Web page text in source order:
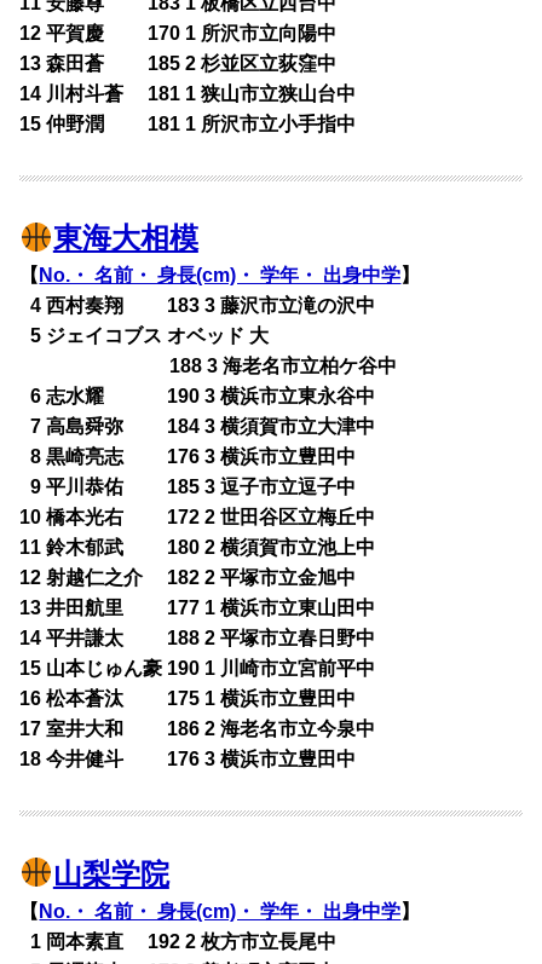
12 平賀慶 170 1 所沢市立向陽中
13 森田蒼 185 2 杉並区立荻窪中
14 川村斗蒼 181 1 狭山市立狭山台中
15 仲野潤 181 1 所沢市立小手指中
東海大相模
【 No.・ 名前・ 身長(cm)・ 学年・ 出身中学】
04 西村奏翔 183 3 藤沢市立滝の沢中
05 ジェイコブス オベッド 大
188 3 海老名市立柏ケ谷中
06 志水耀 190 3 横浜市立東永谷中
07 高島舜弥 184 3 横須賀市立大津中
08 黒崎亮志 176 3 横浜市立豊田中
09 平川恭佑 185 3 逗子市立逗子中
10 橋本光右 172 2 世田谷区立梅丘中
11 鈴木郁武 180 2 横須賀市立池上中
12 射越仁之介 182 2 平塚市立金旭中
13 井田航里 177 1 横浜市立東山田中
14 平井謙太 188 2 平塚市立春日野中
15 山本じゅん豪 190 1 川崎市立宮前平中
16 松本蒼汰 175 1 横浜市立豊田中
17 室井大和 186 2 海老名市立今泉中
18 今井健斗 176 3 横浜市立豊田中
山梨学院
【 No.・ 名前・ 身長(cm)・ 学年・ 出身中学】
1 岡本素直 192 2 枚方市立長尾中